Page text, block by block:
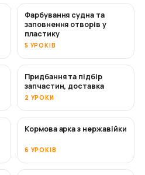
СКОРО
Фарбування судна та
заповнення отворів у
пластику
5 УРОКІВ
СКОРО
Придбання та підбір
запчастин, доставка
2 УРОКИ
Кормова арка з нержавійки
6 УРОКІВ